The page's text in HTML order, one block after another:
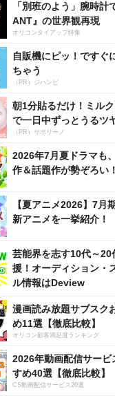
「別班のよう」腕時計
ANT』の世界観再現
オリコンタイアップ特集
自販機にピッ！ですぐ
ちゃう
（PR）ジハンピ
朝1分貼るだけ！ミル
で一日中ずっとうるツ
（PR）サボリーノ
2026年7月夏ドラマも
作＆話題作が勢ぞろい！
【夏アニメ2026】7月
新アニメを一挙紹介！
芸能界を志す10代～20
援！オーディション・
ル情報はDeview
漫画読み放題サブスク
め11選【徹底比較】
オリコン顧客満足度ランキング
2026年動画配信サービ
すめ40選【徹底比較】
CS動画配信サービス20選